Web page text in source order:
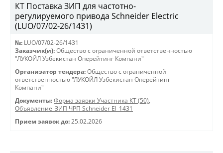
КТ Поставка ЗИП для частотно-
регулируемого привода Schneider Electric
(LUO/07/02-26/1431)
№: LUO/07/02-26/1431
Заказчик(и): Общество с ограниченной ответственностью
"ЛУКОЙЛ Узбекистан Оперейтинг Компани"
Организатор тендера: Общество с ограниченной
ответственностью "ЛУКОЙЛ Узбекистан Оперейтинг
Компани"
Документы: Форма заявки Участника КТ (50),
Объявление_ЗИП ЧРП Schneider El_1431
Прием заявок до: 25.02.2026